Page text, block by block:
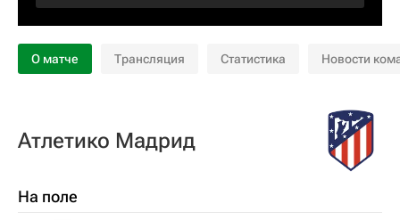
О матче Трансляция Статистика Новости
Атлетико Мадрид
На поле